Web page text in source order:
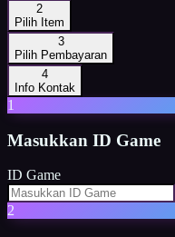
2
Pilih Item
3
Pilih Pembayaran
4
Info Kontak
1
Masukkan ID Game
ID Game
2